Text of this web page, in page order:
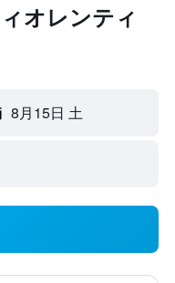
オレンティ
8月15日 土